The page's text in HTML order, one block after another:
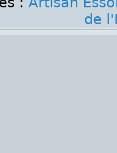
de